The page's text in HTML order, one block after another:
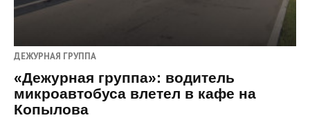
ДЕЖУРНАЯ ГРУППА
«Дежурная группа»: водитель
микроавтобуса влетел в кафе на
Копылова